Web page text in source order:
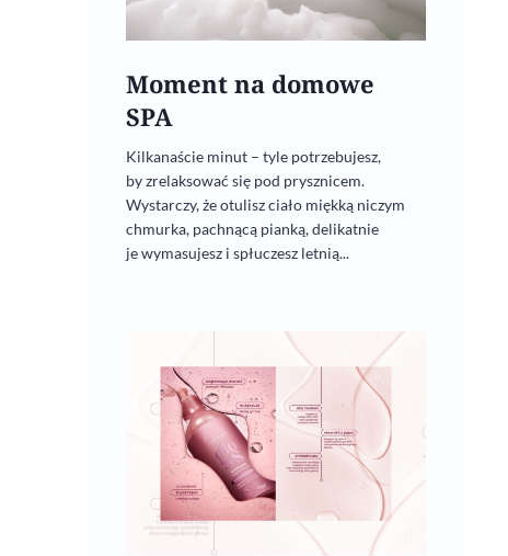
Moment na domowe
SPA
Kilkanaście minut – tyle potrzebujesz,
by zrelaksować się pod prysznicem.
Wystarczy, że otulisz ciało miękką niczym
chmurka, pachnącą pianką, delikatnie
je wymasujesz i spłuczesz letnią...